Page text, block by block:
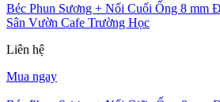
Béc Phun Sương + Nối Cuối Ống 8 mm
Sân Vườn Cafe Trường Học
Liên hệ
Mua ngay